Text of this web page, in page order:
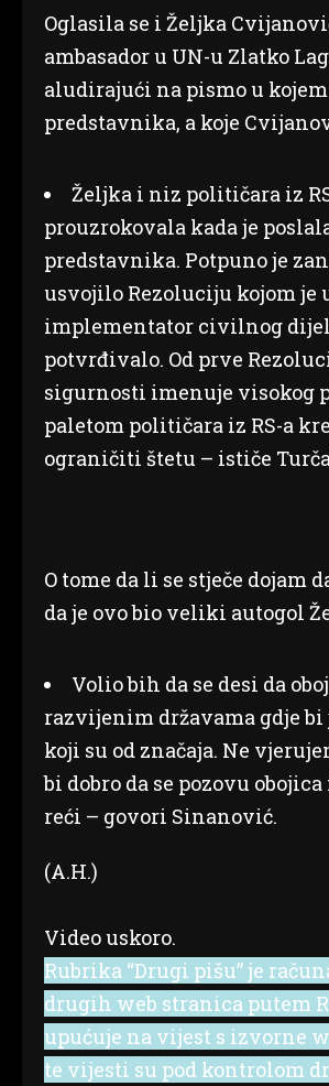
Oglasila se i Željka
ambasador u UN-u Zlatko
aludirajući na pismo u
predstavnika, a koje
Željka i niz političara iz
prouzrokovala kada je
predstavnika. Potpuno je
usvojilo Rezoluciju kojom
implementator civilnog
potvrđivalo. Od prve
sigurnosti imenuje visokog
paletom političara iz RS-a
ograničiti štetu – ističe
O tome da li se stječe
da je ovo bio veliki autogol
Volio bih da se desi da
razvijenim državama gdje
koji su od značaja. Ne
bi dobro da se pozovu
reći – govori Sinanović.
(A.H.)
Video uskoro.
Rubrika “Drugi pišu” je
drugih web stranica putem
upućuje na vijest s izvorne
te vijesti su pod kontrolom